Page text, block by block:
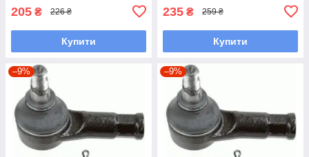
205 ₴ 226 ₴
Купити
235 ₴ 259 ₴
Купити
–9% –9%